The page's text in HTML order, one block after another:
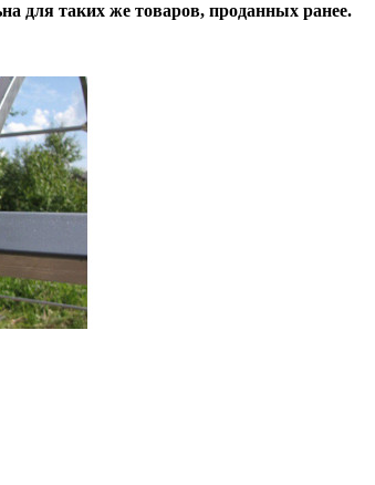
для таких же товаров, проданных ранее.